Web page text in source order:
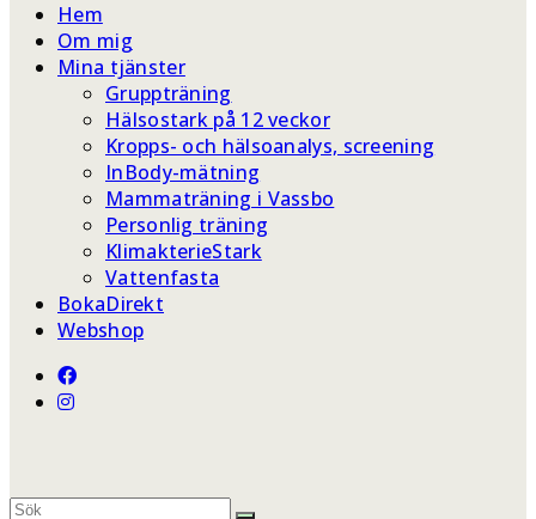
webbplatssökning
Hem
Om mig
Mina tjänster
Gruppträning
Hälsostark på 12 veckor
Kropps- och hälsoanalys, screening
InBody-mätning
Mammaträning i Vassbo
Personlig träning
KlimakterieStark
Vattenfasta
BokaDirekt
Webshop